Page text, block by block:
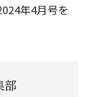
年4月号を
部